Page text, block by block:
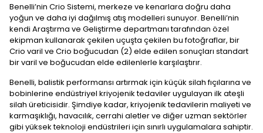
Benelli’nin Crio Sistemi, merkeze ve kenarlara doğru daha
yoğun ve daha iyi dağılmış atış modelleri sunuyor. Benelli’nin
kendi Araştırma ve Geliştirme departmanı tarafından özel
ekipman kullanarak çekilen uçuşta çekilen bu fotoğraflar, bir
Crio varil ve Crio boğucudan (2) elde edilen sonuçları standart
bir varil ve boğucudan elde edilenlerle karşılaştırır.
Benelli, balistik performansı artırmak için küçük silah fıçılarına ve
bobinlerine endüstriyel kriyojenik tedaviler uygulayan ilk ateşli
silah üreticisidir. Şimdiye kadar, kriyojenik tedavilerin maliyeti ve
karmaşıklığı, havacılık, cerrahi aletler ve diğer uzman sektörler
gibi yüksek teknoloji endüstrileri için sınırlı uygulamalara sahiptir.